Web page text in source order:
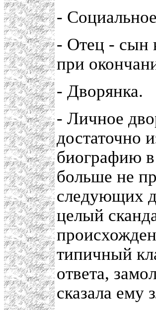
-
- Отец - сын
при
- Дворянка.
- Личное
достаточно
биографию
больше не
следующих
целый
типичный
ответа,
сказала ему